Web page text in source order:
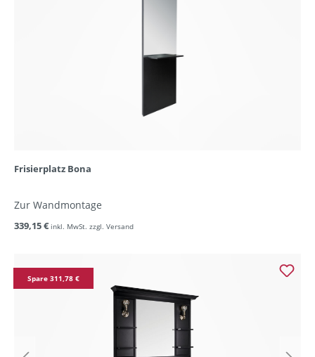
Frisierplatz Bona
Zur Wandmontage
339,15 € inkl. MwSt. zzgl. Versand
Spare 311,78 €